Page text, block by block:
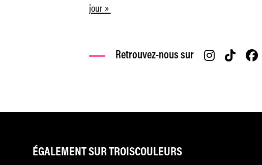
jour »
Retrouvez-nous sur
ÉGALEMENT SUR TROISCOULEURS